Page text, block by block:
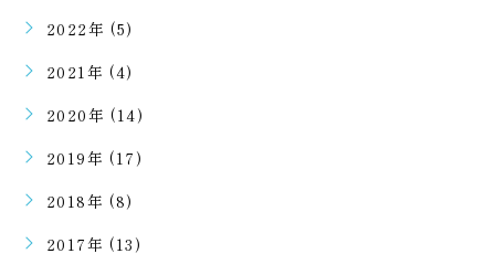
2022年 (5)
2021年 (4)
2020年 (14)
2019年 (17)
2018年 (8)
2017年 (13)